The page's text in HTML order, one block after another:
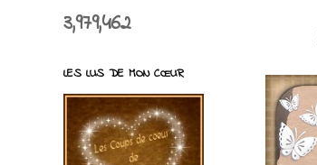
3,979,462
LES LUS DE MON CŒUR